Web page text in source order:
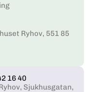
Ryhov, 551 85
16 40
Sjukhusgatan,